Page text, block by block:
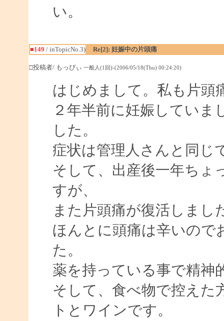
い。
■149 / inTopicNo.3) Re[2]: 妊娠中の片頭痛
□投稿者/ もっぴぃ 一般人(1回)-(2006/05/18(Thu) 00:24:20)
はじめまして。私も片頭
２年半前に妊娠していま
した。
症状は管理人さんと同じ
そして、出産後一年ちょ
すが、
また片頭痛が復活しまし
ほんとに頭痛は辛いので
た。
薬を持っている事で精神
そして、食べ物で控えた
トとワインです。